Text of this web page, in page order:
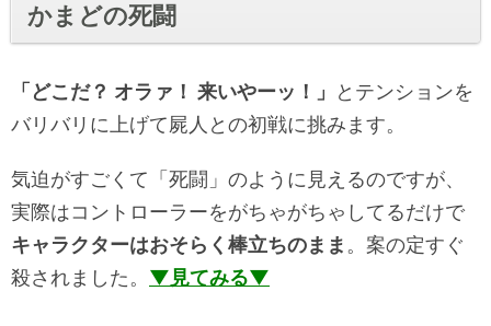
かまどの死闘
「どこだ？ オラァ！ 来いやーッ！」
とテンションを
バリバリに上げて屍人との初戦に挑みます。
気迫がすごくて「死闘」のように見えるのですが、
実際はコントローラーをがちゃがちゃしてるだけで
キャラクターはおそらく棒立ちのまま。案の定すぐ
殺されました。 ▼見てみる▼